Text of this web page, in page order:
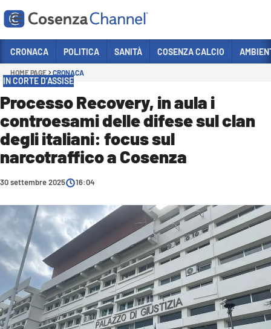
Sezioni
POLITICA
COSENZA CALCIO
ECONOMIA E LAVORO
ITALIA MONDO
SANITÀ
SPORT
CULTURA
AMBIENTE
Streaming
LAC TV
CRONACA POLITICA SANITÀ COSENZA CALCIO
HOME PAGE CRONACA
IN CORTE D’ASSISE
Processo Recovery, in aula i
controesami delle difese sul clan
degli italiani: focus sul
narcotraffico a Cosenza
30 settembre 2025 16:04